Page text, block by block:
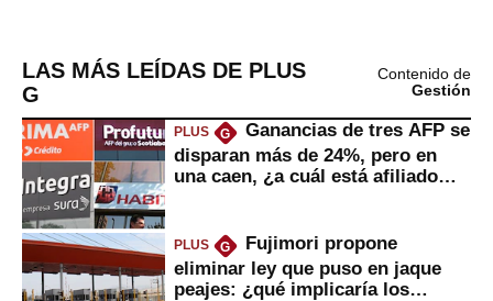
LAS MÁS LEÍDAS DE PLUS
G
Contenido de
Gestión
PLUS G
Ganancias de tres AFP se
disparan más de 24%, pero en
una caen, ¿a cuál está afiliado
PLUS G
Fujimori propone
eliminar ley que puso en jaque
peajes: ¿qué implicaría los